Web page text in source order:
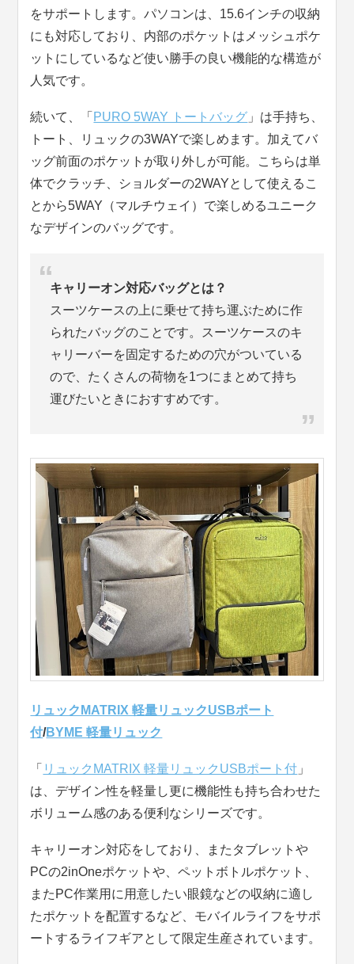
をサポートします。パソコンは、15.6インチの収納
にも対応しており、内部のポケットはメッシュポケ
ットにしているなど使い勝手の良い機能的な構造が
人気です。
続いて、「 PURO 5WAY トートバッグ 」は手持ち、
トート、リュックの3WAYで楽しめます。加えてバ
ッグ前面のポケットが取り外しが可能。こちらは単
体でクラッチ、ショルダーの2WAYとして使えるこ
とから5WAY（マルチウェイ）で楽しめるユニーク
なデザインのバッグです。
キャリーオン対応バッグとは？
スーツケースの上に乗せて持ち運ぶために作
られたバッグのことです。スーツケースのキ
ャリーバーを固定するための穴がついている
ので、たくさんの荷物を1つにまとめて持ち
運びたいときにおすすめです。
リュックMATRIX 軽量リュックUSBポート
付/BYME 軽量リュック
「 リュックMATRIX 軽量リュックUSBポート付 」
は、デザイン性を軽量し更に機能性も持ち合わせた
ボリューム感のある便利なシリーズです。
キャリーオン対応をしており、またタブレットや
PCの2inOneポケットや、ペットボトルポケット、
またPC作業用に用意したい眼鏡などの収納に適し
たポケットを配置するなど、モバイルライフをサポ
ートするライフギアとして限定生産されています。